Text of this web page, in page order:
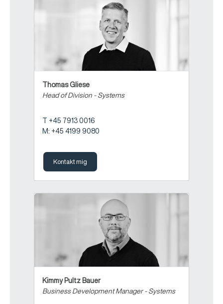
Thomas Gliese
Head of Division - Systems
T +45 7913 0016
M: +45 4199 9080
Kontakt mig
Kimmy Pultz Bauer
Business Development Manager - Systems